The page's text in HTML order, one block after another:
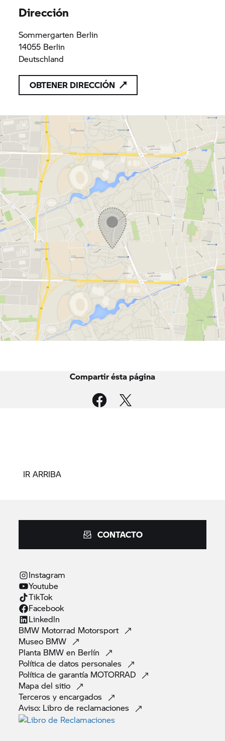
Dirección
Sommergarten Berlin
14055 Berlin
Deutschland
OBTENER DIRECCIÓN
Compartir ésta página
IR ARRIBA
CONTACTO
Instagram
Youtube
TikTok
Facebook
Linkedln
BMW Motorrad Motorsport
Museo BMW
Planta BMW en Berlín
Política de datos personales
Política de garantía MOTORRAD
Mapa delsitio
Terceros yencargados
Aviso: Libro de reclamaciones